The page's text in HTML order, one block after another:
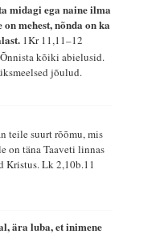
midagi ega naine ilma
mehest, nõnda on ka
1Kr 11,11–12
kõiki abielusid.
jõulud.
teile suurt rõõmu, mis
on täna Taaveti linnas
Kristus.Lk 2,10b.11
ära luba, et inimene